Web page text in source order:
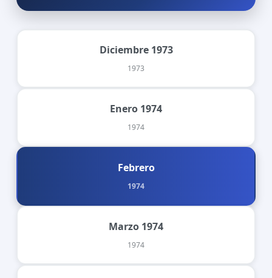
Diciembre 1973
1973
Enero 1974
1974
Febrero
1974
Marzo 1974
1974